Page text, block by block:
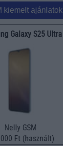
kiemelt ajánlatok
Galaxy S25 Ultra
Nelly GSM
Ft (használt)